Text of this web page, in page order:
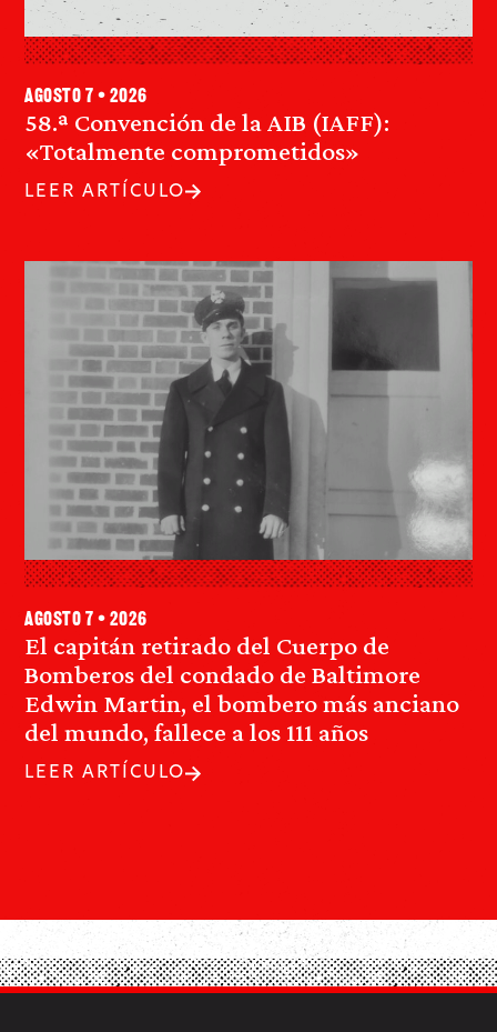
58.ª Convención de la AIB (IAFF):
«Totalmente comprometidos»
agosto 7 • 2026
LEER ARTÍCULO
El capitán retirado del Cuerpo de
Bomberos del condado de Baltimore
Edwin Martin, el bombero más anciano
del mundo, fallece a los 111 años
agosto 7 • 2026
LEER ARTÍCULO